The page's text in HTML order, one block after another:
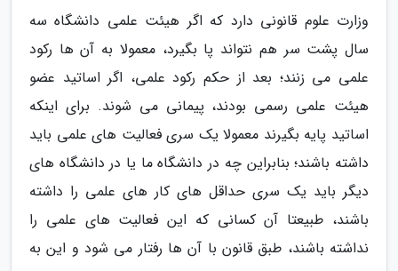
وزارت علوم قانونی دارد که اگر هیئت علمی دانشگاه سه
سال پشت سر هم نتواند پا بگیرد، معمولا به آن ها رکود
علمی می زنند؛ بعد از حکم رکود علمی، اگر اساتید عضو
هیئت علمی رسمی بودند، پیمانی می شوند. برای اینکه
اساتید پایه بگیرند معمولا یک سری فعالیت های علمی باید
داشته باشند؛ بنابراین چه در دانشگاه ما یا در دانشگاه های
دیگر باید یک سری حداقل های کار های علمی را داشته
باشند، طبیعتا آن کسانی که این فعالیت های علمی را
نداشته باشند، طبق قانون با آن ها رفتار می شود و این به